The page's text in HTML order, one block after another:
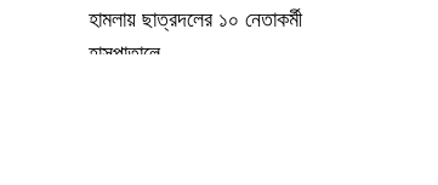
হামলায় ছাত্রদলের ১০ নেতাকর্মী
হাসপাতালে